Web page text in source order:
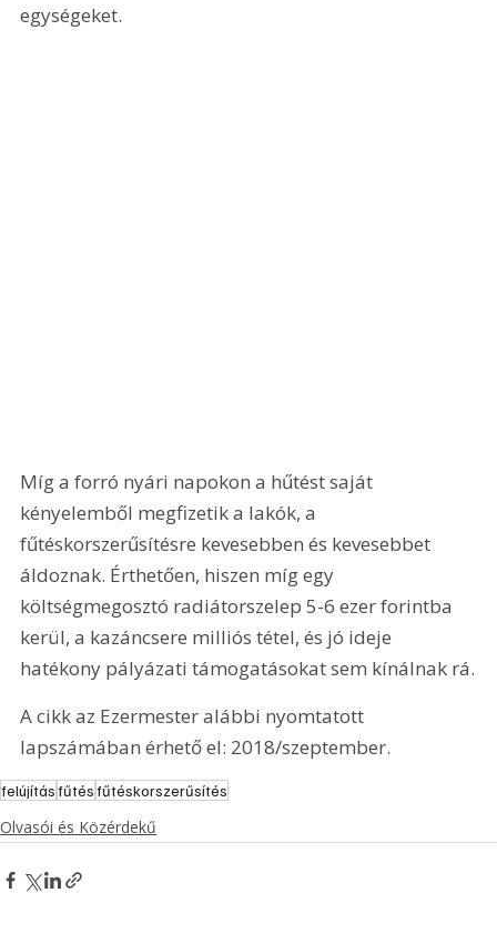
egységeket.
Míg a forró nyári napokon a hűtést saját
kényelemből megfizetik a lakók, a
fűtéskorszerűsítésre kevesebben és kevesebbet
áldoznak. Érthetően, hiszen míg egy
költségmegosztó radiátorszelep 5-6 ezer forintba
kerül, a kazáncsere milliós tétel, és jó ideje
hatékony pályázati támogatásokat sem kínálnak rá.
A cikk az Ezermester alábbi nyomtatott
lapszámában érhető el: 2018/szeptember.
felújításfűtésfűtéskorszerűsítés
Olvasói és Közérdekű